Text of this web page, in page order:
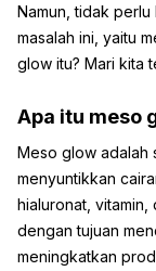
Namun, tidak
masalah ini, yaitu
glow itu? Mari kita
Apa itu meso
Meso glow adalah
menyuntikkan
hialuronat, vitamin,
dengan tujuan
meningkatkan